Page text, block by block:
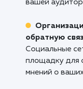
начнем этот
Кому